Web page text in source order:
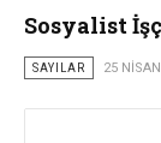
Sosyalist
SAYILAR 25